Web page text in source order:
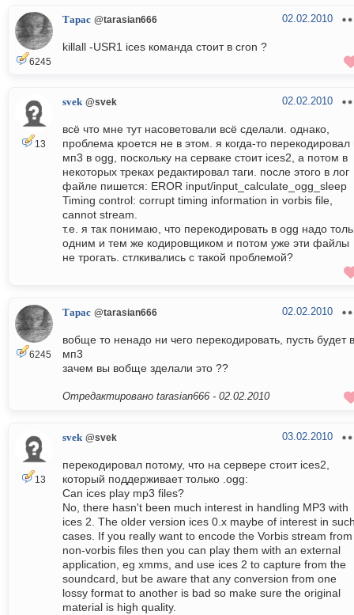
6245
Тарас @tarasian666 02.02.2010
killall -USR1 ices команда стоит в cron ?
13
svek @svek 02.02.2010
всё что мне тут насоветовали всё сделали. однако,
проблема кроется не в этом. я когда-то перекодировал
мп3 в ogg, поскольку на серваке стоит ices2, а потом в
некоторых треках редактировал таги. после этого в лог
файле пишется: EROR input/input_calculate_ogg_sleep
Timing control: corrupt timing information in vorbis file,
cannot stream.
т.е. я так понимаю, что перекодировать в ogg надо
одним и тем же кодировщиком и потом уже эти файлы
не трогать. стлкивались с такой проблемой?
6245
Тарас @tarasian666 02.02.2010
вобще то ненадо ни чего перекодировать, пусть будет в
мп3
зачем вы вобще зделали это ??
Отредактировано tarasian666 - 02.02.2010
13
svek @svek 03.02.2010
перекодировал потому, что на сервере стоит ices2,
который поддерживает только .ogg:
Can ices play mp3 files?
No, there hasn't been much interest in handling MP3 with
ices 2. The older version ices 0.x maybe of interest in
cases. If you really want to encode the Vorbis stream from
non-vorbis files then you can play them with an external
application, eg xmms, and use ices 2 to capture from the
soundcard, but be aware that any conversion from one
lossy format to another is bad so make sure the original
material is high quality.